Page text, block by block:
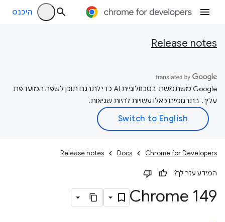
היכנס
Release notes
‫Google משתמשת בטכנולוגיית AI כדי לתרגם תוכן לשפה המועדפת
עליך. בתרגומים כאלו עשויות להיות שגיאות.
Chrome for Developers
Docs
Release notes
המידע עזר לך?
Chrome 149